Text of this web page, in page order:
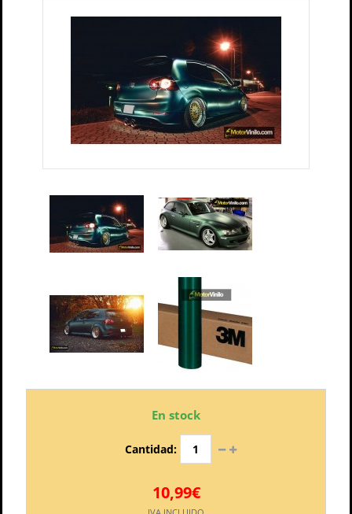
En stock
Cantidad:
10,99€